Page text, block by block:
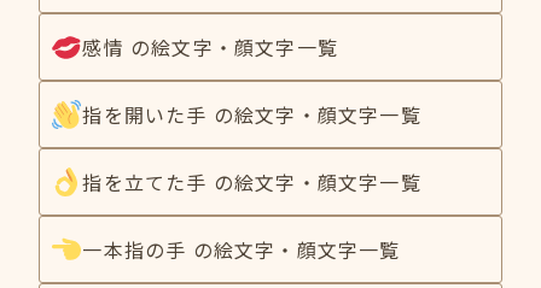
感情 の絵文字・顔文字一覧
指を開いた手 の絵文字・顔文字一覧
指を立てた手 の絵文字・顔文字一覧
一本指の手 の絵文字・顔文字一覧